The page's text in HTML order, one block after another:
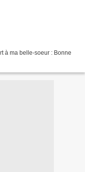
à ma belle-soeur : Bonne